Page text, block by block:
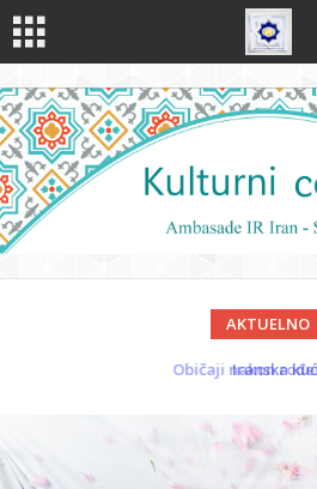
AKTUELNO
Iranska kuća